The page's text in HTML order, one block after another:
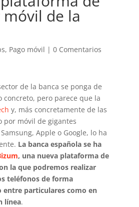
de la
, Pago móvil | 0 Comentarios
de la banca se ponga de
concreto, pero parece que la
y, más concretamente de las
por móvil de gigantes
Apple o Google, lo ha
La banca española se ha
, una nueva plataforma de
la que podremos realizar
teléfonos de forma
entre particulares como en
línea.